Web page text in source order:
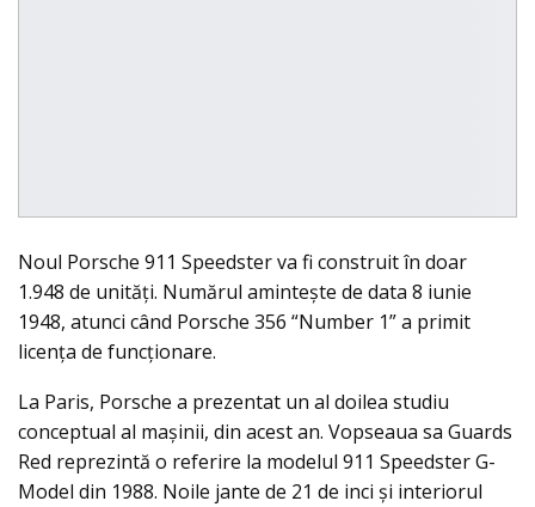
Noul Porsche 911 Speedster va fi construit în doar
1.948 de unități. Numărul amintește de data 8 iunie
1948, atunci când Porsche 356 “Number 1” a primit
licenţa de funcționare.
La Paris, Porsche a prezentat un al doilea studiu
conceptual al maşinii, din acest an. Vopseaua sa Guards
Red reprezintă o referire la modelul 911 Speedster G-
Model din 1988. Noile jante de 21 de inci și interiorul